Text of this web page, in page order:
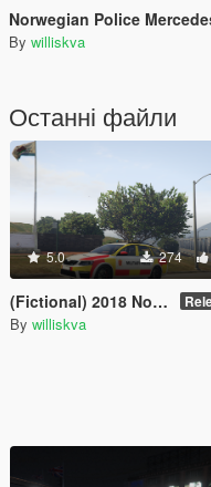
Norwegian Police Mercedes
By williskva
Останні файли
5.0 274
(Fictional) 2018 Norwegian Military Police Texture [Williskva]
By williskva